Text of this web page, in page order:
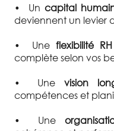
• Un capital
deviennent un levier
•
Une flexibilité RH
complète selon vos
•
Une vision
compétences et
•
Une